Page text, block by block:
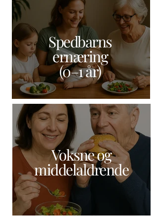
Spedbarns
ernæring
(0–1 år)
Voksne og
middelaldrende